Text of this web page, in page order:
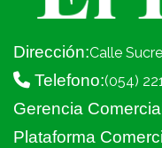
Dirección:Calle
Telefono:(054)
Gerencia
Plataforma